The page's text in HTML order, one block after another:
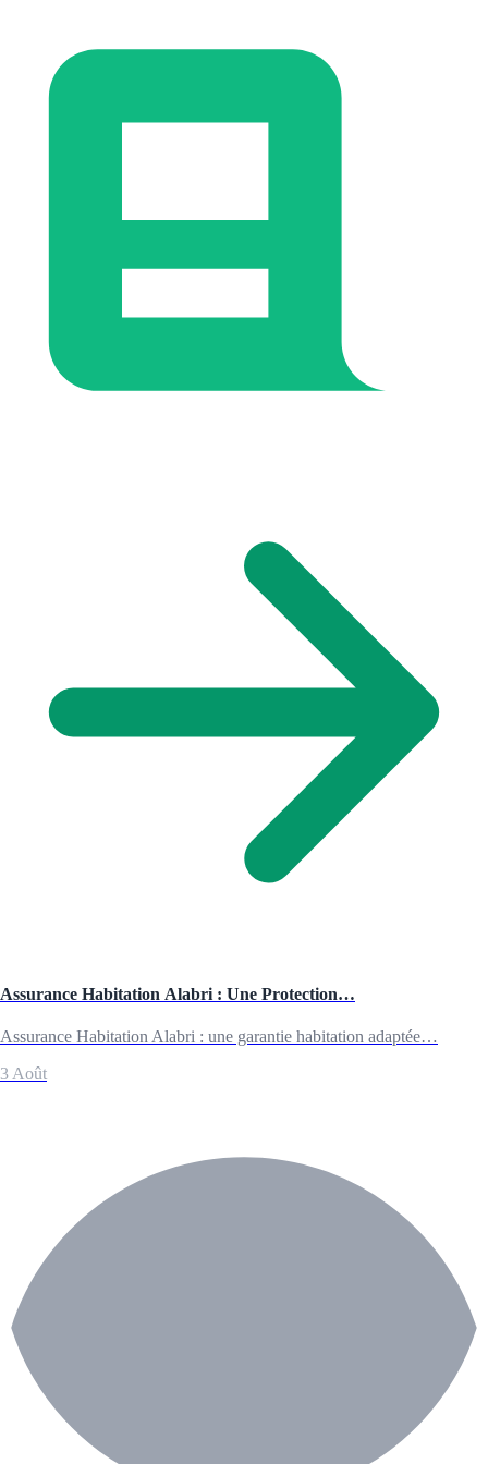
Assurance Habitation Alabri : Une Protection…
Assurance Habitation Alabri : une garantie habitation adaptée…
3 Août